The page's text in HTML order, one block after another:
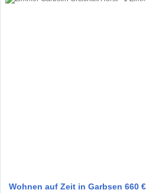
Wohnen auf Zeit in Garbsen 660 €